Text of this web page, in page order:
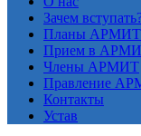
Зачем
Планы АРМИТ
Прием в
Члены АРМИТ
Правление
Контакты
Устав